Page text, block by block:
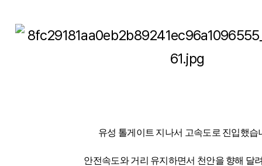
유성 톨게이트 지나서 고속도로 진입했습
안전속도와 거리 유지하면서 천안을 향해 달